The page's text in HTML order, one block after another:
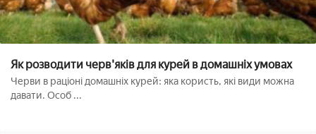
Як розводити черв'яків для курей в домашніх умовах
Черви в раціоні домашніх курей: яка користь, які види можна
давати. Особ ...